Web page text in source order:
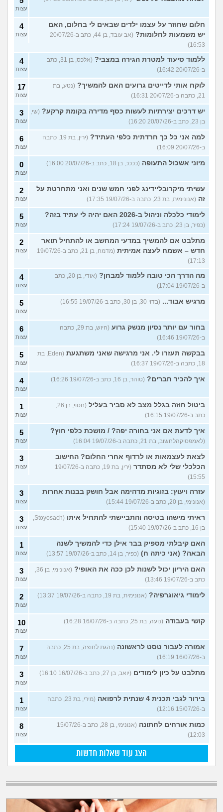
עצות
חלום שחוזר על עצמו ילדים שבאים לי בחלום, האם
יש משמעות לחלומות?
(אב עובד, בן 44, כתב ב-20/07/26
16:53)
4
עצות
ללמוד סיעוד למטרת הגירה במצבי?
(אלכס, בן 31, כתב
ב-20/07/26 16:42)
4
עצות
לוקח אותי לדייטים גרועים האם להמשיך? (נטע, בת
21, כתבה ב-20/07/26 16:31)
17
עצות
יש דרכים יצירתיות לעשות כסף מדירה בקומת קרקע? (שי,
בן 23, כתב ב-20/07/26 16:20)
3
עצות
למה אני כל כך חרדתית כלפי העתיד?
(ירין, בת 19, כתבה
ב-20/07/26 16:09)
6
עצות
מיוני אשכול התעופה (ככככ, בן 18, כתב ב-20/07/26 16:00) 0
עצות
עשיתי מיקרובליידינג לפני חמש שנים ואני מתחרטת על
זה (אנונימית, בת 23, כתבה ב-19/07/26 17:35)
2
עצות
לימודי כלכלה וניהול ב-2026 האם יהיה לי עתיד בזה?
(כפיר, בן 23, כתב ב-19/07/26 17:24)
5
עצות
מתלבט אם להמשיך במדעי המחשב או להתחיל תואר
חדש – אשמח לעצה אמיתית
(מדמח, בן 21, כתב ב-19/07/26
17:13)
2
עצות
מה הדרך הכי טובה ללמוד למבחן?
(אודי, בן 20, כתב
ב-19/07/26 17:04)
4
עצות
מרגיש אבוד... (בדוי 30, בן 30, כתב ב-19/07/26 16:55) 5
עצות
בחור עם יותר נסיון מנשק גרוע
(היוש, בת 29, כתבה
ב-19/07/26 16:46)
6
עצות
בבקשה תעזרו לי. אני מרגישה שאני משתגעת
(Eden, בת
18, כתבה ב-19/07/26 16:37)
5
עצות
איך להכיר חברים? (טוהר, בן 16, כתב ב-19/07/26 16:26) 4
עצות
ביטול חוזה בגלל מצב לא סביר בעליל
(חסוי, בן 26,
כתב ב-19/07/26 16:15)
1
עצות
איך לדעת אם אני בחורה יפה? / מושכת כלפי חוץ?
(לאמפסיקהלחשוב, בת 21, כתבה ב-19/07/26 16:04)
5
עצות
לצאת לעצמאות או לרדוף אחרי החלום? החישוב
הכלכלי שלי לא מסתדר
(ירין, בת 19, כתבה ב-19/07/26
15:55)
3
עצות
עזרה ויעוץ: בזוגיות מדהימה אבל חושק בבנות אחרות
(אנונימי, בן 20, כתב ב-19/07/26 15:44)
3
עצות
ראיתי מישהו בטיסה והתביישתי להתחיל איתו
(Stoyosach,
בן 16, כתב ב-19/07/26 15:40)
3
עצות
האם קיבלתי מספיק בבר אילן כדי להמשיך לשנה
הבאה? (אני כיתה ח) (כפיר, בן 14, כתב ב-19/07/26 13:57)
1
עצות
האם היריון יכול לשנות לכן ככה את האופי?
(אנונימי, בן 36,
כתב ב-19/07/26 13:46)
3
עצות
לימודי גיאוגרפיה? (אנונימית, בת 19, כתבה ב-19/07/26 13:37) 2
עצות
קושי בעבודה (נועה, בת 25, כתבה ב-16/07/26 16:28) 10
עצות
אמורה לעבור טסט לראשונה
(נהגת לחוצה, בת 25, כתבה
ב-16/07/26 16:19)
7
עצות
מתלבט על כיון לימודים (יואב, בן 27, כתב ב-16/07/26 16:10) 3
עצות
בירור לגבי תכנית 4 שנתית לרפואה
(מירי, בת 23, כתבה
ב-15/07/26 12:16)
1
עצות
כמות אורחים לחתונה
(אנונימי, בן 28, כתב ב-15/07/26
12:03)
8
עצות
הצג עוד שאלות חדשות